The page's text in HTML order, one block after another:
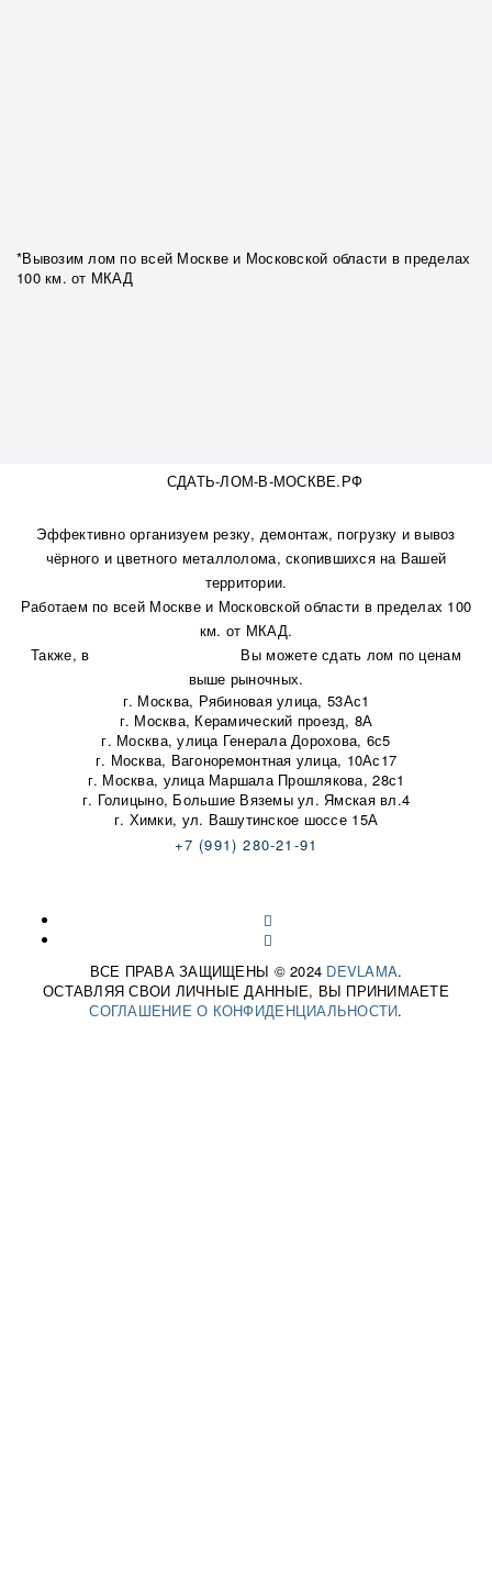
*Вывозим лом по всей Москве и Московской области в пределах
100 км. от МКАД
СДАТЬ-ЛОМ-В-МОСКВЕ.РФ
Эффективно организуем резку, демонтаж, погрузку и вывоз
чёрного и цветного металлолома, скопившихся на Вашей
территории.
Работаем по всей Москве и Московской области в пределах 100
км. от МКАД.
Также, в
Вы можете сдать лом по ценам
выше рыночных.
г. Москва, Рябиновая улица, 53Ас1
г. Москва, Керамический проезд, 8А
г. Москва, улица Генерала Дорохова, 6с5
г. Москва, Вагоноремонтная улица, 10Ас17
г. Москва, улица Маршала Прошлякова, 28с1
г. Голицыно, Большие Вяземы ул. Ямская вл.4
г. Химки, ул. Вашутинское шоссе 15А
+7 (991) 280-21-91
ВСЕ ПРАВА ЗАЩИЩЕНЫ © 2024 DEVLAMA.
ОСТАВЛЯЯ СВОИ ЛИЧНЫЕ ДАННЫЕ, ВЫ ПРИНИМАЕТЕ
СОГЛАШЕНИЕ О КОНФИДЕНЦИАЛЬНОСТИ.